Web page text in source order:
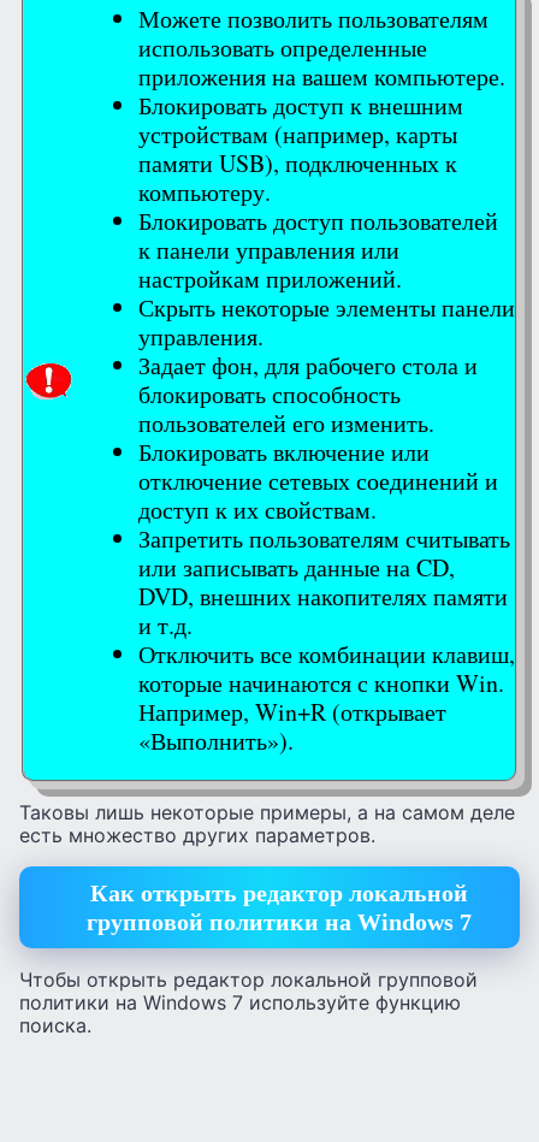
Можете позволить пользователям
использовать определенные
приложения на вашем компьютере.
Блокировать доступ к внешним
устройствам (например, карты
памяти USB), подключенных к
компьютеру.
Блокировать доступ пользователей
к панели управления или
настройкам приложений.
Скрыть некоторые элементы панели
управления.
Задает фон, для рабочего стола и
блокировать способность
пользователей его изменить.
Блокировать включение или
отключение сетевых соединений и
доступ к их свойствам.
Запретить пользователям считывать
или записывать данные на CD,
DVD, внешних накопителях памяти
и т.д.
Отключить все комбинации клавиш,
которые начинаются с кнопки Win.
Например, Win+R (открывает
«Выполнить»).
Таковы лишь некоторые примеры, а на самом деле
есть множество других параметров.
Как открыть редактор локальной
групповой политики на Windows 7
Чтобы открыть редактор локальной групповой
политики на Windows 7 используйте функцию
поиска.